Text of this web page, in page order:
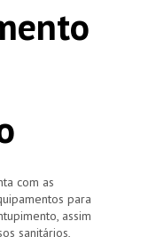
com as
para
assim
sanitários,